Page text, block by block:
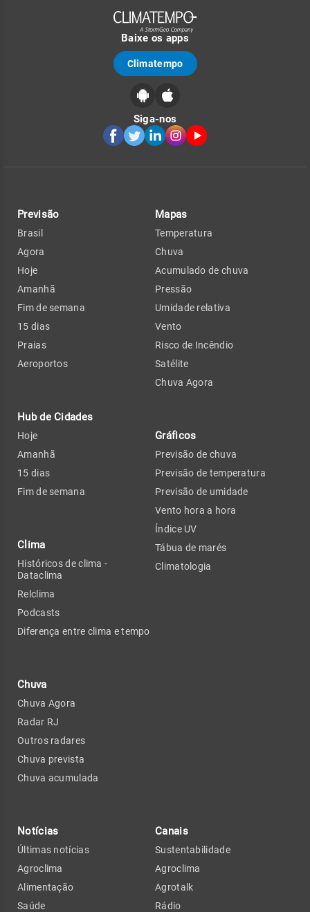
Baixe os apps
Climatempo
Siga-nos
Previsão
Brasil
Agora
Hoje
Amanhã
Fim de semana
15 dias
Praias
Aeroportos
Hub de Cidades
Hoje
Amanhã
15 dias
Fim de semana
Clima
Históricos de clima -
Dataclima
Relclima
Podcasts
Diferença entre clima e tempo
Chuva
Chuva Agora
Radar RJ
Outros radares
Chuva prevista
Chuva acumulada
Mapas
Temperatura
Chuva
Acumulado de chuva
Pressão
Umidade relativa
Vento
Risco de Incêndio
Satélite
Chuva Agora
Gráficos
Previsão de chuva
Previsão de temperatura
Previsão de umidade
Vento hora a hora
Índice UV
Tábua de marés
Climatologia
Notícias
Últimas notícias
Agroclima
Alimentação
Saúde
Canais
Sustentabilidade
Agroclima
Agrotalk
Rádio